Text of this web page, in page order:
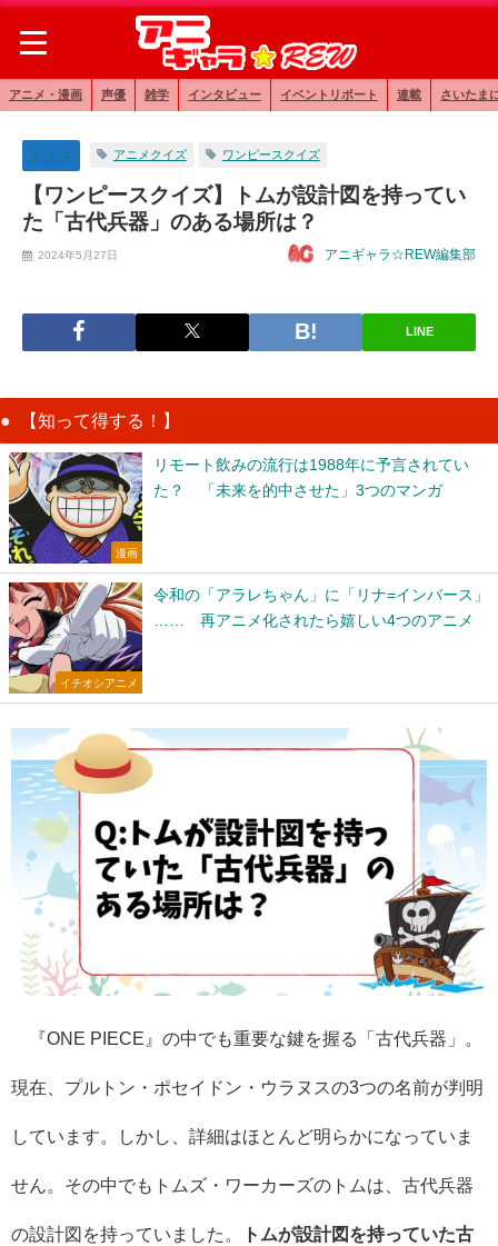
アニメ・漫画 声優 雑学 インタビュー イベントリポート 連載 さいたま
クイズ アニメクイズ ワンピースクイズ
【ワンピースクイズ】トムが設計図を持ってい
た「古代兵器」のある場所は？
2024年5月27日 アニギャラ☆REW編集部
LINE
【知って得する！】
漫画
リモート飲みの流行は1988年に予言されてい
た？ 「未来を的中させた」3つのマンガ
イチオシアニメ
令和の「アラレちゃん」に「リナ=インバース」
…… 再アニメ化されたら嬉しい4つのアニメ
『ONE PIECE 』の中でも重要な鍵を握る「古代兵器」。
現在、プルトン・ポセイドン・ウラヌスの3つの名前が判明
しています。しかし、詳細はほとんど明らかになっていま
せん。その中でもトムズ・ワーカーズのトムは、古代兵器
の設計図を持っていました。 トムが設計図を持っていた古